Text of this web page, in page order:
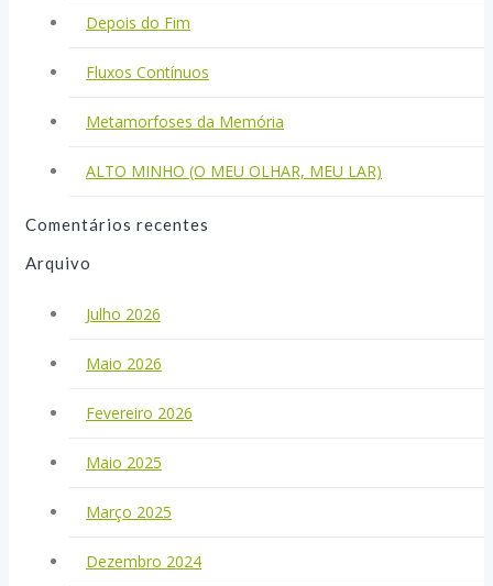
Depois do Fim
Fluxos Contínuos
Metamorfoses da Memória
ALTO MINHO (O MEU OLHAR, MEU LAR)
Comentários recentes
Arquivo
Julho 2026
Maio 2026
Fevereiro 2026
Maio 2025
Março 2025
Dezembro 2024